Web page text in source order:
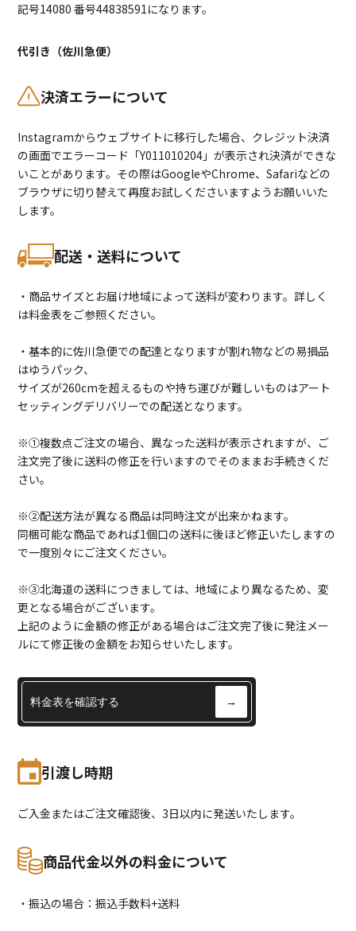
記号14080 番号44838591になります。
代引き（佐川急便）
決済エラーについて
Instagramからウェブサイトに移行した場合、クレジット決済
の画面でエラーコード「Y011010204」が表示され決済ができな
いことがあります。その際はGoogleやChrome、Safariなどの
ブラウザに切り替えて再度お試しくださいますようお願いいた
します。
配送・送料について
・商品サイズとお届け地域によって送料が変わります。詳しく
は料金表をご参照ください。
・基本的に佐川急便での配達となりますが割れ物などの易損品
はゆうパック、
サイズが260cmを超えるものや持ち運びが難しいものはアート
セッティングデリバリーでの配送となります。
※①複数点ご注文の場合、異なった送料が表示されますが、ご
注文完了後に送料の修正を行いますのでそのままお手続きくだ
さい。
※②配送方法が異なる商品は同時注文が出来かねます。
同梱可能な商品であれば1個口の送料に後ほど修正いたしますの
で一度別々にご注文ください。
※③北海道の送料につきましては、地域により異なるため、変
更となる場合がございます。
上記のように金額の修正がある場合はご注文完了後に発注メー
ルにて修正後の金額をお知らせいたします。
料金表を確認する →
引渡し時期
ご入金またはご注文確認後、3日以内に発送いたします。
商品代金以外の料金について
・振込の場合：振込手数料+送料